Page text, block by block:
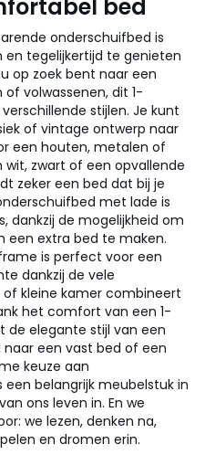
bed
onderschuifbed is
tegelijkertijd te genieten
op zoek bent naar een
volwassenen, dit 1-
stijlen. Je kunt
of vintage ontwerp naar
een houten, metalen of
zwart of een opvallende
zeker een bed dat bij je
met lade is
dankzij de mogelijkheid om
extra bed te maken.
is perfect voor een
dankzij de vele
kleine kamer combineert
het comfort van een 1-
de elegante stijl van een
een vast bed of een
keuze aan
een belangrijk meubelstuk in
ons leven in. En we
we lezen, denken na,
en dromen erin.